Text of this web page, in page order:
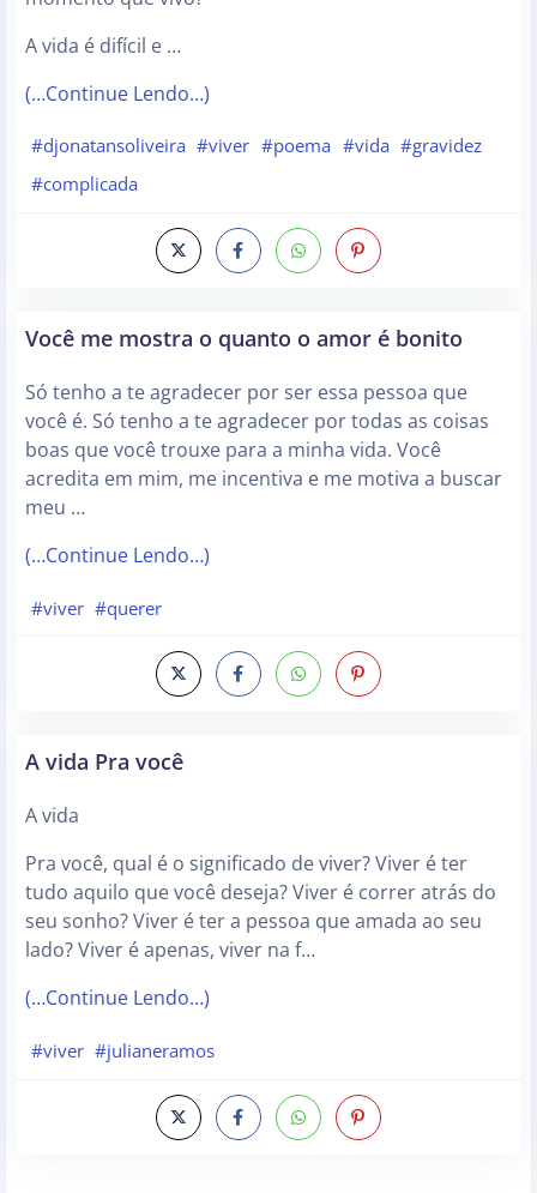
A vida é difícil e …
(…Continue Lendo…)
#djonatansoliveira #viver #poema #vida #gravidez
#complicada
Você me mostra o quanto o amor é bonito
Só tenho a te agradecer por ser essa pessoa que
você é. Só tenho a te agradecer por todas as coisas
boas que você trouxe para a minha vida. Você
acredita em mim, me incentiva e me motiva a buscar
meu …
(…Continue Lendo…)
#viver #querer
A vida Pra você
A vida
Pra você, qual é o significado de viver? Viver é ter
tudo aquilo que você deseja? Viver é correr atrás do
seu sonho? Viver é ter a pessoa que amada ao seu
lado? Viver é apenas, viver na f…
(…Continue Lendo…)
#viver #julianeramos